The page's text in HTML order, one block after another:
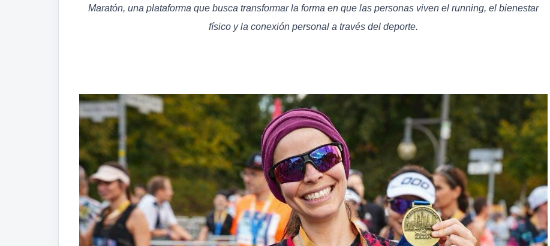
Maratón, una plataforma que busca transformar la forma en que las personas viven el running, el bienestar
físico y la conexión personal a través del deporte.